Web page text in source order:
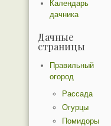
Календарь
дачника
Дачные
страницы
Правильный
огород
Рассада
Огурцы
Помидоры